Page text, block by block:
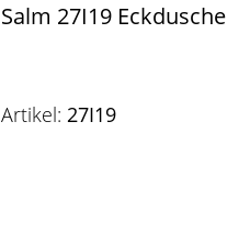
Salm 27I19 Eckdusche
Artikel: 27I19